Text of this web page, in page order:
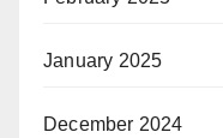
January 2025
December 2024